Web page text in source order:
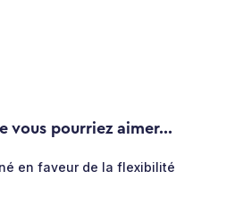
vous pourriez aimer...
en faveur de la flexibilité